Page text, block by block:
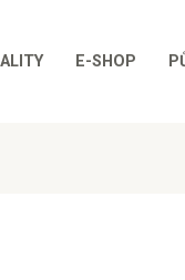
E-SHOP